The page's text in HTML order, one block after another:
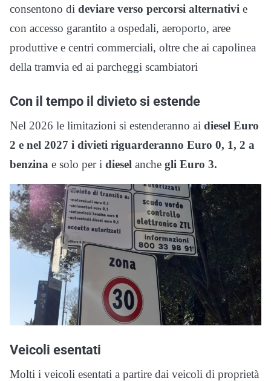
consentono di deviare verso percorsi alternativi e
con accesso garantito a ospedali, aeroporto, aree
produttive e centri commerciali, oltre che ai capolinea
della tramvia ed ai parcheggi scambiatori
Con il tempo il divieto si estende
Nel 2026 le limitazioni si estenderanno ai diesel Euro
2 e nel 2027 i divieti riguarderanno Euro 0, 1, 2 a
benzina e solo per i diesel anche gli Euro 3.
Veicoli esentati
Molti i veicoli esentati a partire dai veicoli di proprietà